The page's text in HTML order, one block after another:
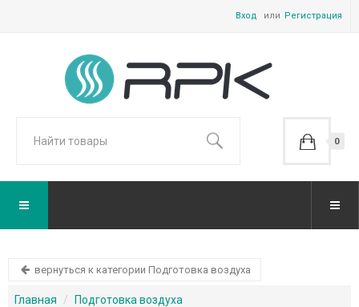
Вход Регистрация
0
вернуться к категории Подготовка воздуха
Главная
Подготовка воздуха